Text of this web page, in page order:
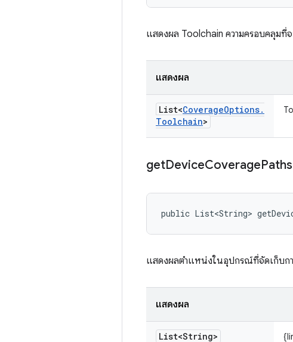
แสดงผล Toolchain ความครอบคลุมที่จ
แสดงผล
List<CoverageOptions.
Toolchain>
getDeviceCoveragePaths
public List<String>
แสดงผลตำแหน่งในอุปกรณ์ที่จัดเก็บกา
แสดงผล
List<String>